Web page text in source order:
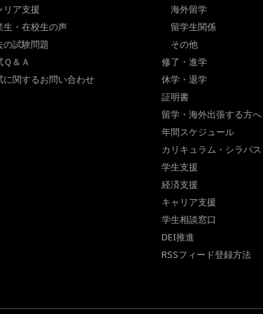
リア支援
生・在校生の声
の試験問題
Ｑ＆Ａ
に関するお問い合わせ
海外留学
留学生関係
その他
修了・進学
休学・退学
証明書
留学・海外出張する方へ
年間スケジュール
カリキュラム・シラバス
学生支援
経済支援
キャリア支援
学生相談窓口
DEI推進
RSSフィード登録方法